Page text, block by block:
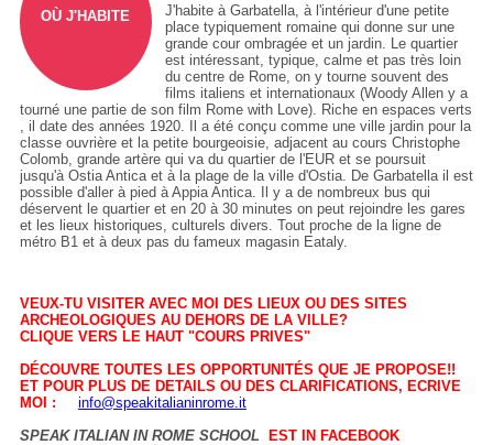
OÙ J'HABITE
J'habite à Garbatella, à l'intérieur d'une petite
place typiquement romaine qui donne sur une
grande cour ombragée et un jardin. Le quartier
est intéressant, typique, calme et pas très loin
du centre de Rome, on y tourne souvent des
films italiens et internationaux (Woody Allen y a
tourné une partie de son film Rome with Love). Riche en espaces verts
, il date des années 1920. Il a été conçu comme une ville jardin pour la
classe ouvrière et la petite bourgeoisie, adjacent au cours Christophe
Colomb, grande artère qui va du quartier de l'EUR et se poursuit
jusqu'à Ostia Antica et à la plage de la ville d'Ostia. De Garbatella il est
possible d'aller à pied à Appia Antica. Il y a de nombreux bus qui
déservent le quartier et en 20 à 30 minutes on peut rejoindre les gares
et les lieux historiques, culturels divers. Tout proche de la ligne de
métro B1 et à deux pas du fameux magasin Eataly.
VEUX-TU VISITER AVEC MOI DES LIEUX OU DES SITES
ARCHEOLOGIQUES AU DEHORS DE LA VILLE?
CLIQUE VERS LE HAUT "COURS PRIVES"
DÉCOUVRE TOUTES LES OPPORTUNITÉS QUE JE PROPOSE!!
ET POUR PLUS DE DETAILS OU DES CLARIFICATIONS, ECRIVE
MOI : info@speakitalianinrome.it
SPEAK ITALIAN IN ROME SCHOOL EST IN FACEBOOK